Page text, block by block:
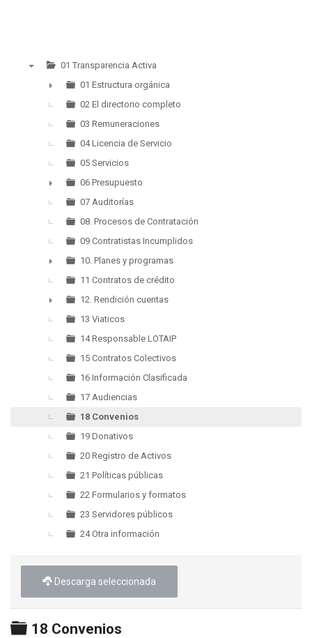
01 Transparencia Activa
►
01 Estructura orgánica
02 El directorio completo
03 Remuneraciones
04 Licencia de Servicio
05 Servicios
►
06 Presupuesto
07 Auditorías
08. Procesos de Contratación
09 Contratistas Incumplidos
►
10. Planes y programas
11 Contratos de crédito
►
12. Rendición cuentas
13 Viaticos
14 Responsable LOTAIP
15 Contratos Colectivos
16 Información Clasificada
17 Audiencias
18 Convenios
19 Donativos
20 Registro de Activos
21 Políticas públicas
22 Formularios y formatos
23 Servidores públicos
24 Otra información
Descarga seleccionada
Carpeta
18 Convenios